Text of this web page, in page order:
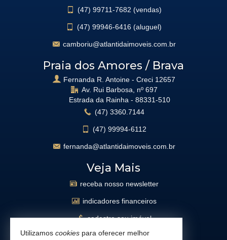
(47) 99711-7682 (vendas)
(47) 99946-6416 (aluguel)
camboriu@atlantidaimoveis.com.br
Praia dos Amores / Brava
Fernanda R. Antoine - Creci 12657
Av. Rui Barbosa, nº 697
Estrada da Rainha - 88331-510
(47) 3360.7144
(47) 99994-6112
fernanda@atlantidaimoveis.com.br
Veja Mais
receba nosso newsletter
indicadores financeiros
cadastre seu imóvel
imóveis favoritos
Utilizamos cookies para oferecer melhor